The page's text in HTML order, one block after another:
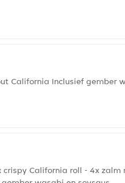
California Inclusief gember
California roll - 4x